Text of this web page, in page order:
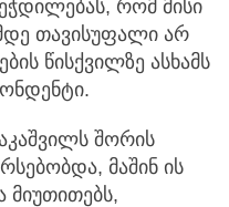
რომ მისი
თავისუფალი არ
წისქვილზე ასხამს
შორის
მაშინ ის
მიუთითებს,